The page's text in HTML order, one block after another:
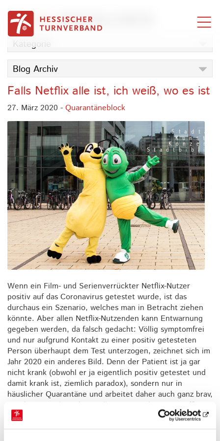
BLOGINNENLEBEN
Kategorie
Blog Archiv
Falls Netflix alle ist, ich weiß, wo es ist
27. März 2020 - Quarantäneblock
Wenn ein Film- und Serienverrückter Netflix-Nutzer
positiv auf das Coronavirus getestet wurde, ist das
durchaus ein Szenario, welches man in Betracht ziehen
könnte. Aber allen Netflix-Nutzenden kann Entwarnung
gegeben werden, da falsch gedacht: Völlig symptomfrei
und nur aufgrund Kontakt zu einer positiv getesteten
Person überhaupt dem Test unterzogen, zeichnet sich im
Jahr 2020 ein anderes Bild. Denn der Patient ist ja gar
nicht krank (obwohl er ja eigentlich positiv getestet und
damit krank ist, ziemlich paradox), sondern nur in
häuslicher Quarantäne und arbeitet daher auch ganz brav,
wie derzeit viele andere Millionen, aus dem Homeoffice.
Und erfreute sich dabei (wie zumindest ich finde) bester
Gesellschaft, denn natürlich hatte auch seine bessere